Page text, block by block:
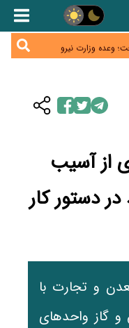
افزایش مزد پایه و
امید از حمایت
یافت؛ وعده وزارت نیرو
«حق جنگ»؛ از نفت
از آسیب
در دستور کار
و تجارت با
و گاز واحدهای